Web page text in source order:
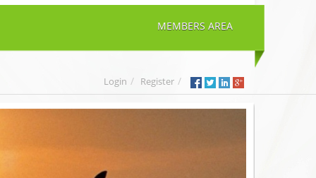
MEMBERS AREA
Login Register